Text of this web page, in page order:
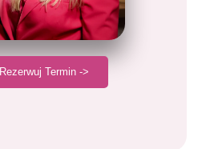
Rezerwuj Termin ->